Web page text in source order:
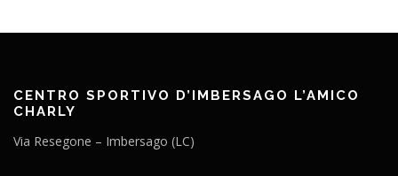
CENTRO SPORTIVO D’IMBERSAGO L’AMICO
CHARLY
Via Resegone – Imbersago (LC)